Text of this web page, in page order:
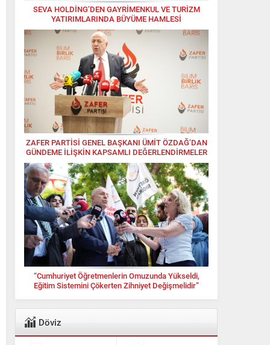
SEVA HOLDİNG’DEN GAYRİMENKUL VE TURİZM
YATIRIMLARINDA BÜYÜME HAMLESİ
ZAFER PARTİSİ GENEL BAŞKANI ÜMİT ÖZDAĞ’DAN
GÜNDEME İLİŞKİN KAPSAMLI DEĞERLENDİRMELER
“Cumhuriyet Öğretmenlerin Omuzunda Yükseldi,
Eğitim Sistemini Çökerten Zihniyet Değişmelidir”
Döviz